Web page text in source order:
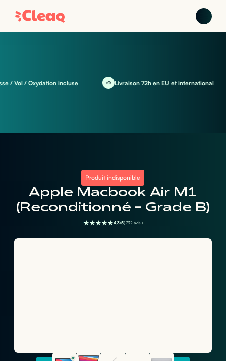
Vol / Oxydation incluse Livraison 72h en EU et international
Produit indisponible
Apple Macbook Air M1
(Reconditionné - Grade B)
4,3/5( 732 avis )